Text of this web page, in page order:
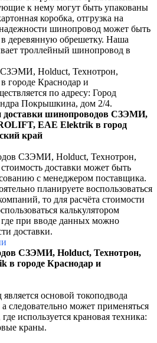
к нему могут быть упакованы
коробка, отгрузка на
шинопровод может быть
деревянную обрешетку. Наша
троллейный шинопровод в
Holduct, Технотрон,
в городе Краснодар и
по адресу: Город
Покрышкина, дом 2/4.
доставки шинопроводов СЗЭМИ,
EAE Elektrik в город
край
СЗЭМИ, Holduct, Технотрон,
стоимость доставки может быть
с менеджером поставщика.
планируете воспользоваться
то для расчёта стоимости
калькулятором
при вводе данных можно
доставки.
СЗЭМИ, Holduct, Технотрон,
в городе Краснодар и
основой токоподвода
следовательно может применяться
используется крановая техника:
краны.